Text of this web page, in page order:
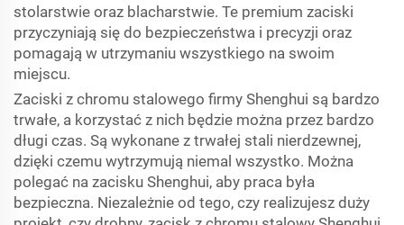
stolarstwie oraz blacharstwie. Te premium zaciski
przyczyniają się do bezpieczeństwa i precyzji oraz
pomagają w utrzymaniu wszystkiego na swoim
miejscu.
Zaciski z chromu stalowego firmy Shenghui są bardzo
trwałe, a korzystać z nich będzie można przez bardzo
długi czas. Są wykonane z trwałej stali nierdzewnej,
dzięki czemu wytrzymują niemal wszystko. Można
polegać na zacisku Shenghui, aby praca była
bezpieczna. Niezależnie od tego, czy realizujesz duży